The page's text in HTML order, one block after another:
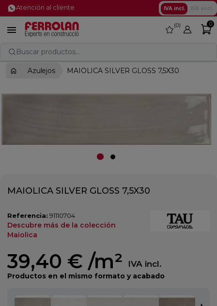
Atención al cliente IVA incl.
 favorite
0 0
Buscar productos...
Azulejos MAIOLICA SILVER GLOSS 7,5X30
MAIOLICA SILVER GLOSS 7,5X30
Referencia: 91110704
Descubre más de la colección
Maiolica
39,40 € /m² IVA incl.
Productos en el mismo formato y acabado